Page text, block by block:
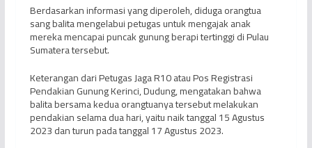
Berdasarkan informasi yang diperoleh, diduga orangtua
sang balita mengelabui petugas untuk mengajak anak
mereka mencapai puncak gunung berapi tertinggi di Pulau
Sumatera tersebut.
Keterangan dari Petugas Jaga R10 atau Pos Registrasi
Pendakian Gunung Kerinci, Dudung, mengatakan bahwa
balita bersama kedua orangtuanya tersebut melakukan
pendakian selama dua hari, yaitu naik tanggal 15 Agustus
2023 dan turun pada tanggal 17 Agustus 2023.